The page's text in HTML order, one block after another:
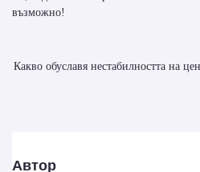
възможно!
Какво обуславя нестабилността на